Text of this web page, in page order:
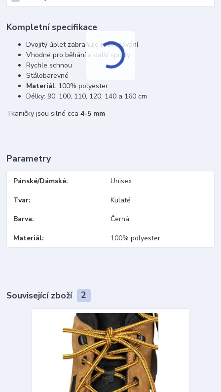
Kompletní specifikace
Dvojitý úplet zabraňuje rozvazování
Vhodné pro běhání a další sporty
Rychle schnou
Stálobarevné
Materiál: 100% polyester
Délky: 90, 100, 110, 120, 140 a 160 cm
Tkaničky jsou silné cca4-5 mm
Parametry
Pánské/Dámské Unisex
Tvar Kulaté
Barva Černá
Materiál 100% polyester
Související zboží 2